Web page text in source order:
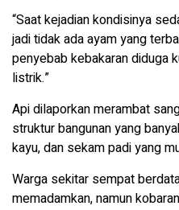
“Saat kejadian kondisinya
jadi tidak ada ayam yang
penyebab kebakaran diduga
listrik.”
Api dilaporkan merambat
struktur bangunan yang
kayu, dan sekam padi yang
Warga sekitar sempat
memadamkan, namun